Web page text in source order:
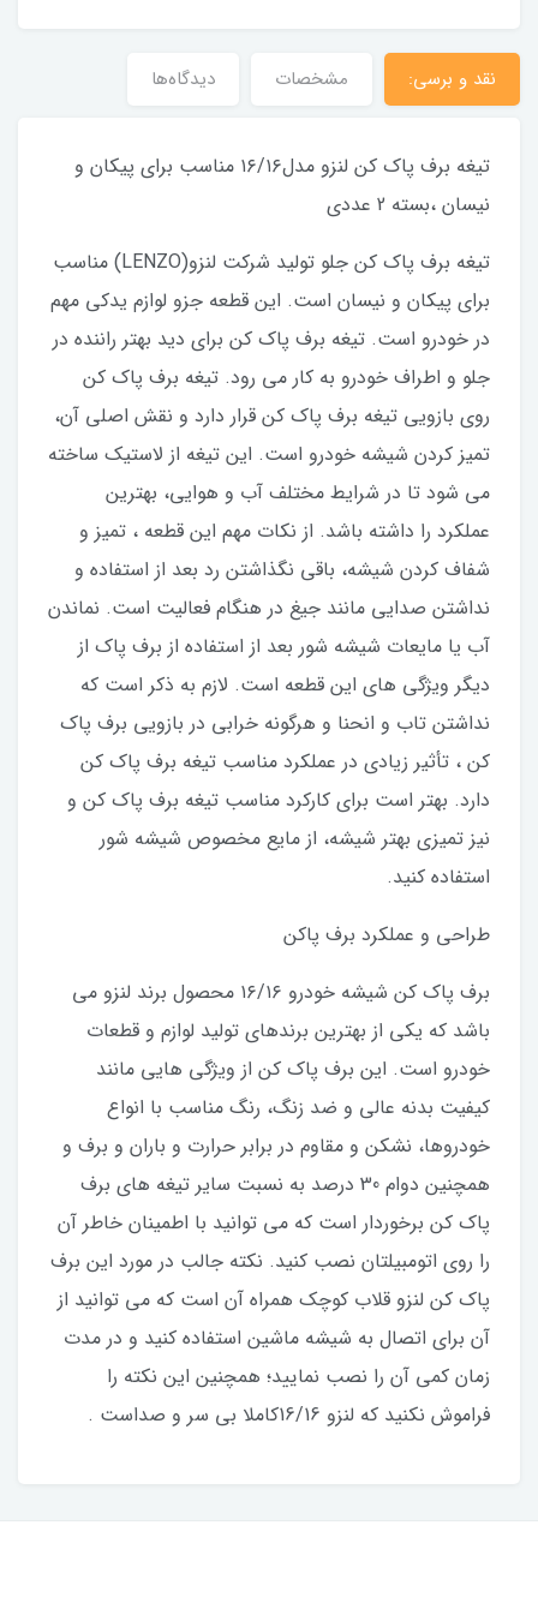
نقد و برسی: مشخصات دیدگاه‌ها
تیغه برف پاک کن لنزو مدل۱۶/۱۶ مناسب برای پیکان و
نیسان ،بسته 2 عددی
تیغه برف پاک کن جلو تولید شرکت لنزو(LENZO) مناسب
برای پیکان و نیسان است. این قطعه جزو لوازم یدکی مهم
در خودرو است. تیغه برف پاک کن برای دید بهتر راننده در
جلو و اطراف خودرو به کار می رود. تیغه برف پاک کن
روی بازویی تیغه برف پاک کن قرار دارد و نقش اصلی آن،
تمیز کردن شیشه خودرو است. این تیغه از لاستیک ساخته
می شود تا در شرایط مختلف آب و هوایی، بهترین
عملکرد را داشته باشد. از نکات مهم این قطعه ، تمیز و
شفاف کردن شیشه، باقی نگذاشتن رد بعد از استفاده و
نداشتن صدایی مانند جیغ در هنگام فعالیت است. نماندن
آب یا مایعات شیشه شور بعد از استفاده از برف پاک از
دیگر ویژگی های این قطعه است. لازم به ذکر است که
نداشتن تاب و انحنا و هرگونه خرابی در بازویی برف پاک
کن ، تأثیر زیادی در عملکرد مناسب تیغه برف پاک کن
دارد. بهتر است برای کارکرد مناسب تیغه برف پاک کن و
نیز تمیزی بهتر شیشه، از مایع مخصوص شیشه شور
استفاده کنید.
طراحی و عملکرد برف پاکن
برف پاک کن شیشه خودرو ۱۶/۱۶ محصول برند لنزو می
باشد که یکی از بهترین برندهای تولید لوازم و قطعات
خودرو است. این برف پاک کن از ویژگی هایی مانند
کیفیت بدنه عالی و ضد زنگ، رنگ مناسب با انواع
خودروها، نشکن و مقاوم در برابر حرارت و باران و برف و
همچنین دوام 30 درصد به نسبت سایر تیغه های برف
پاک کن برخوردار است که می توانید با اطمینان خاطر آن
را روی اتومبیلتان نصب کنید. نکته جالب در مورد این برف
پاک کن لنزو قلاب کوچک همراه آن است که می توانید از
آن برای اتصال به شیشه ماشین استفاده کنید و در مدت
زمان کمی آن را نصب نمایید؛ همچنین این نکته را
فراموش نکنید که لنزو 16/16کاملا بی سر و صداست .